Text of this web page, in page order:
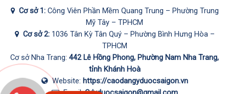
Cơ sở 1: Công Viên Phần Mềm Quang Trung – Phường Trung
Mỹ Tây – TPHCM
Cơ sở 2: 1036 Tân Kỳ Tân Quý – Phường Bình Hưng Hòa –
TPHCM
Cơ sở Nha Trang: 442 Lê Hồng Phong, Phường Nam Nha Trang,
tỉnh Khánh Hoà
Website: https://caodangyduocsaigon.vn